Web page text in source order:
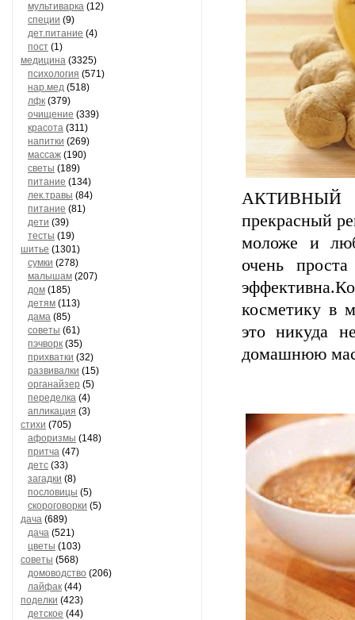
мультиварка (12)
специи (9)
дет.питание (4)
пост (1)
медицина (3325)
психология (571)
нар.мед (518)
лфк (379)
очищение (339)
красота (311)
напитки (269)
массаж (190)
светы (189)
питание (134)
лек.травы (84)
питание (81)
дети (39)
тесты (19)
шитье (1301)
сумки (278)
малышам (207)
дом (185)
детям (113)
дама (85)
советы (61)
пэчворк (35)
прихватки (32)
развивалки (15)
органайзер (5)
переделка (4)
апликация (3)
стихи (705)
афоризмы (148)
притча (47)
детс (33)
загадки (8)
пословицы (5)
скороговорки (5)
дача (689)
дача (521)
цветы (103)
советы (568)
домоводство (206)
лайфак (44)
поделки (423)
детское (44)
прекрасный
моложе и
очень
косметику в
это никуда
домашнюю